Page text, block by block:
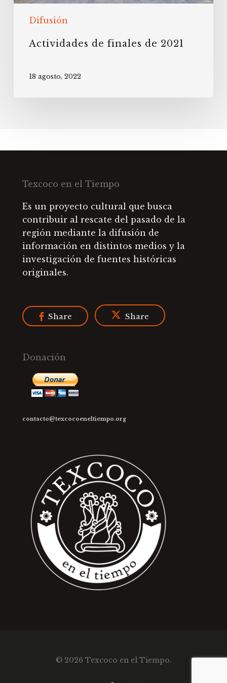
Difusión
Actividades de finales de 2021
18 agosto, 2022
Texcoco en el Tiempo
Es un proyecto cultural que busca
contribuir al rescate del pasado de la
región mediante la difusión de
información en distintos medios y la
investigación de fuentes históricas
originales.
Share Share
Donación
contacto@texcocoeneltiempo.org
© 2026 Texcoco en el Tiempo.